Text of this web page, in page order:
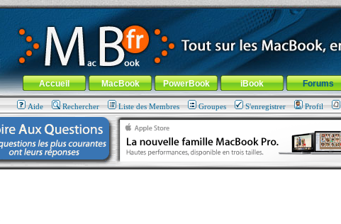
fr.com : 100% Apple... 100% nomade !
au contenu-Aller au menu général-Aller au menu de la rubrique
Menu général
Accueil MacBook PowerBook iBook Forums
Aide Rechercher Liste des Membres Groupes S'enregistrer Profil